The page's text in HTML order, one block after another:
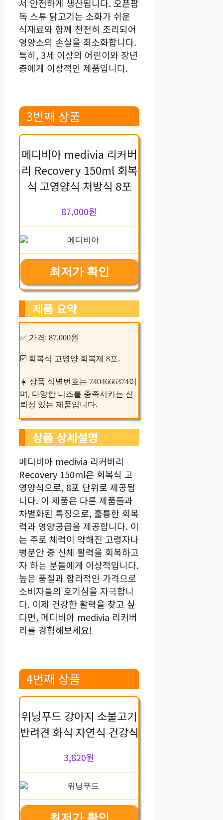
서 안전하게 생산됩니다. 오픈팜
독 스튜 닭고기는 소화가 쉬운
식재료와 함께 천천히 조리되어
영양소의 손실을 최소화합니다.
특히, 3세 이상의 어린이와 장년
층에게 이상적인 제품입니다.
3번째 상품
메디비아 medivia 리커버
리 Recovery 150ml 회복
식 고영양식 처방식 8포
87,000원
최저가 확인
제품 요약
✅ 가격: 87,000원
☑️ 회복식 고영양 회복제 8포.
☀️ 상품 식별번호는 7404666374이
며, 다양한 니즈를 충족시키는 신
뢰성 있는 제품입니다.
상품 상세설명
메디비아 medivia 리커버리
Recovery 150ml은 회복식 고
영양식으로, 8포 단위로 제공됩
니다. 이 제품은 다른 제품들과
차별화된 특징으로, 훌륭한 회복
력과 영양공급을 제공합니다. 이
는 주로 체력이 약해진 고령자나
병문안 중 신체 활력을 회복하고
자 하는 분들에게 이상적입니다.
높은 품질과 합리적인 가격으로
소비자들의 호기심을 자극합니
다. 이제 건강한 활력을 찾고 싶
다면, 메디비아 medivia 리커버
리를 경험해보세요!
4번째 상품
위닝푸드 강아지 소불고기
반려견 화식 자연식 건강식
3,820원